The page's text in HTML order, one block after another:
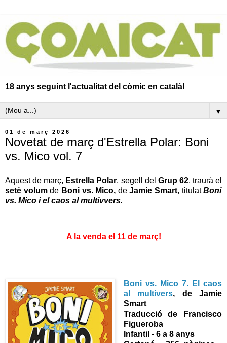
18 anys seguint l'actualitat del còmic en català!
▼
01 de març 2026
Novetat de març d'Estrella Polar: Boni
vs. Mico vol. 7
Aquest de març, Estrella Polar, segell del Grup 62, traurà el
setè volumde Boni vs. Mico, deJamie Smart, titulatBoni
vs. Mico i el caos al multivvers.
A la venda el 11 de març!
Boni vs. Mico 7. El caos
al multivers, de Jamie
Smart
Traducció de Francisco
Figueroba
Infantil - 6 a 8 anys